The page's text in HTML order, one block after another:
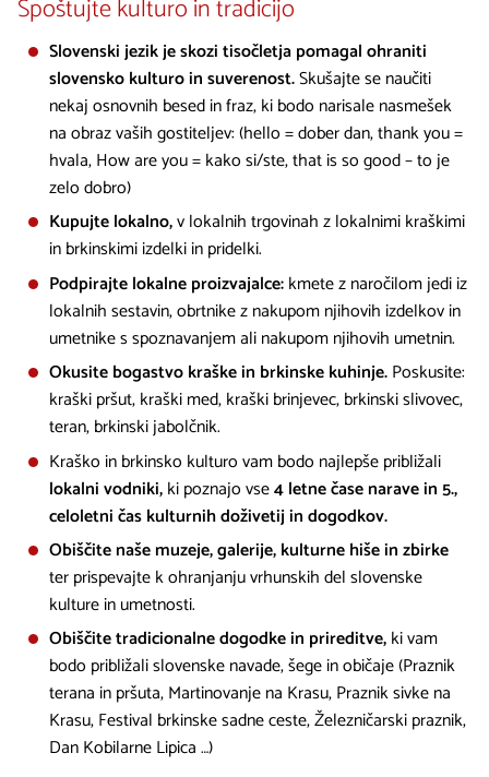
Spoštujte kulturo in tradicijo
Slovenski jezik je skozi tisočletja pomagal ohraniti
slovensko kulturo in suverenost.Skušajte se naučiti
nekaj osnovnih besed in fraz, ki bodo narisale nasmešek
na obraz vaših gostiteljev: (hello = dober dan, thank you =
hvala, How are you = kako si/ste, that is so good – to je
zelo dobro)
Kupujte lokalno,v lokalnih trgovinah z lokalnimi kraškimi
in brkinskimi izdelki in pridelki.
Podpirajte lokalne proizvajalce:kmete z naročilom jedi iz
lokalnih sestavin, obrtnike z nakupom njihovih izdelkov in
umetnike s spoznavanjem ali nakupom njihovih umetnin.
Okusite bogastvo kraške in brkinske kuhinje.Poskusite:
kraški pršut, kraški med, kraški brinjevec, brkinski slivovec,
teran, brkinski jabolčnik.
Kraško in brkinsko kulturo vam bodo najlepše približali
lokalni vodniki,ki poznajo vse4 letne čase narave in 5.,
celoletni čas kulturnih doživetij in dogodkov.
Obiščite naše muzeje, galerije, kulturne hiše in zbirke
ter prispevajte k ohranjanju vrhunskih del slovenske
kulture in umetnosti.
Obiščite tradicionalne dogodke in prireditve,ki vam
bodo približali slovenske navade, šege in običaje (Praznik
terana in pršuta, Martinovanje na Krasu, Praznik sivke na
Krasu, Festival brkinske sadne ceste, Železničarski praznik,
Dan Kobilarne Lipica …)